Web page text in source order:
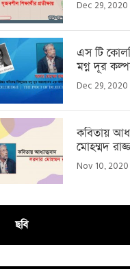
Dec 29, 2020
এস টি
মগ্ন দূর
Dec 29, 2020
কবিতায়
মোহম্মদ
Nov 10, 2020
ছবি